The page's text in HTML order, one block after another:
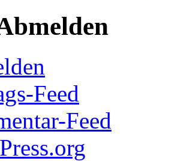
Feed
Feed